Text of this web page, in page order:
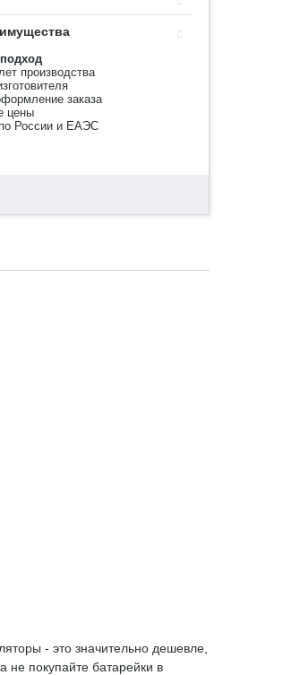
производства
заказа
цены
России и ЕАЭС
- это значительно дешевле,
не покупайте батарейки в